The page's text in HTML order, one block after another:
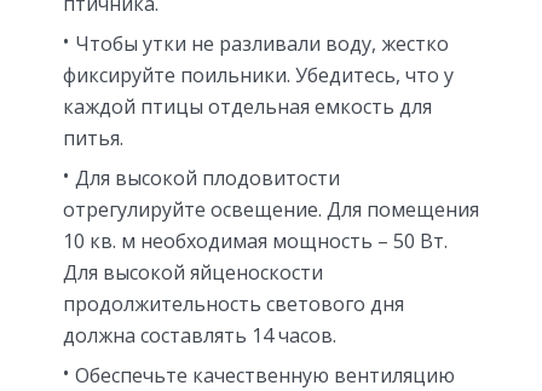
Чтобы утки не разливали воду, жестко
фиксируйте поильники. Убедитесь, что у
каждой птицы отдельная емкость для
питья.
Для высокой плодовитости
отрегулируйте освещение. Для помещения
10 кв. м необходимая мощность – 50 Вт.
Для высокой яйценоскости
продолжительность светового дня
должна составлять 14 часов.
Обеспечьте качественную вентиляцию